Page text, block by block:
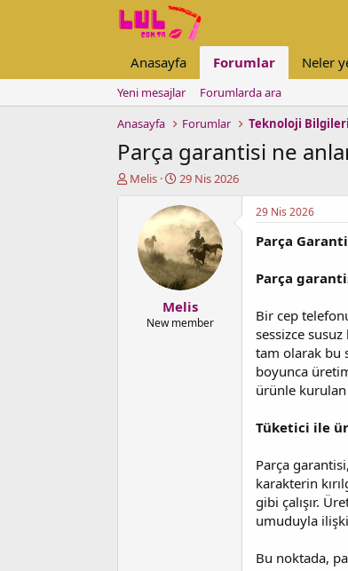
Anasayfa Forumlar Neler
Yeni mesajlar
Forumlarda ara
Anasayfa
Forumlar Teknoloji Bilgileri
Parça garantisi ne
K
Melis
B
ş
l
a
n
g
ı
ç
t
29 Nis 2026
Melis
New member
29 Nis 2026
Parça
Parça
Bir cep
sessizce
tam olarak bu
boyunca
ürünle
Tüketici ile
Parça
karakterin
gibi çalışır.
umuduyla
Bu noktada,